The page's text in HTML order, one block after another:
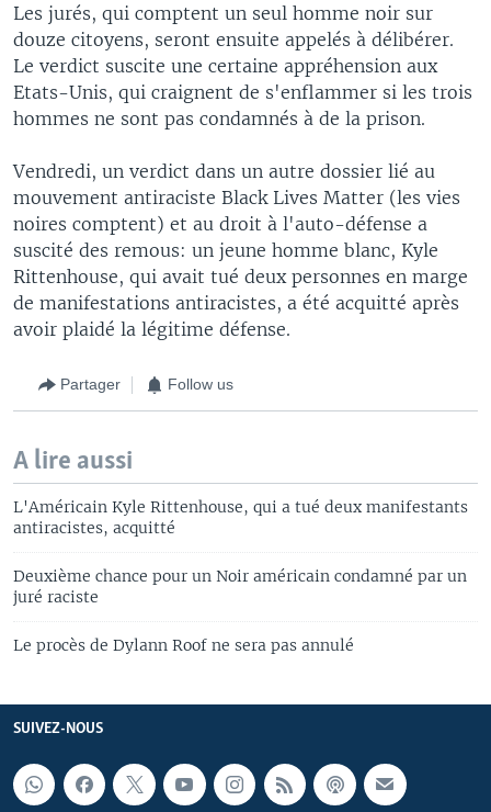
Les jurés, qui comptent un seul homme noir sur
douze citoyens, seront ensuite appelés à délibérer.
Le verdict suscite une certaine appréhension aux
Etats-Unis, qui craignent de s'enflammer si les trois
hommes ne sont pas condamnés à de la prison.
Vendredi, un verdict dans un autre dossier lié au
mouvement antiraciste Black Lives Matter (les vies
noires comptent) et au droit à l'auto-défense a
suscité des remous: un jeune homme blanc, Kyle
Rittenhouse, qui avait tué deux personnes en marge
de manifestations antiracistes, a été acquitté après
avoir plaidé la légitime défense.
Partager Follow us
A lire aussi
L'Américain Kyle Rittenhouse, qui a tué deux manifestants
antiracistes, acquitté
Deuxième chance pour un Noir américain condamné par un
juré raciste
Le procès de Dylann Roof ne sera pas annulé
SUIVEZ-NOUS